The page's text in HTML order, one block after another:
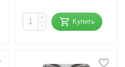
+
−
Купить